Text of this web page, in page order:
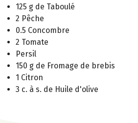
125 g de Taboulé
2 Pêche
0.5 Concombre
2 Tomate
Persil
150 g de Fromage de brebis
1 Citron
3 c. à s. de Huile d'olive